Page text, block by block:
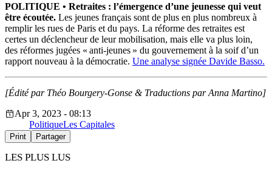
POLITIQUE • Retraites : l’émergence d’une jeunesse qui veut
être écoutée. Les jeunes français sont de plus en plus nombreux à
remplir les rues de Paris et du pays. La réforme des retraites est
certes un déclencheur de leur mobilisation, mais elle va plus loin,
des réformes jugées « anti-jeunes » du gouvernement à la soif d’un
rapport nouveau à la démocratie. Une analyse signée Davide Basso.
[Édité par Théo Bourgery-Gonse & Traductions par Anna Martino]
Apr 3, 2023 - 08:13
PolitiqueLes Capitales
Print Partager
LES PLUS LUS